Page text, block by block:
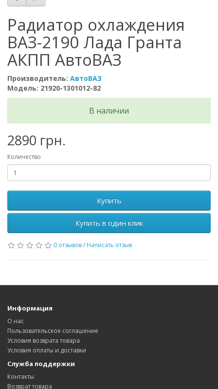
Радиатор охлаждения
ВАЗ-2190 Лада Гранта
АКПП АвтоВАЗ
Производитель: АвтоВАЗ
Модель: 21920-1301012-82
В наличии
2890 грн.
Количество
Купить
Купить в один клик
0 отзывов/ Написать отзыв
Информация
О нас
Пользовательское соглашение
Условия возврата товара
Условия оплаты и доставки
Служба поддержки
Контакты
Возврат товара